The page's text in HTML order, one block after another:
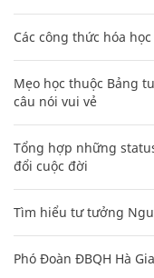
Các công thức hóa
Mẹo học thuộc Bảng
câu nói vui vẻ
Tổng hợp những
đổi cuộc đời
Tìm hiểu tư tưởng
Phó Đoàn ĐBQH Hà